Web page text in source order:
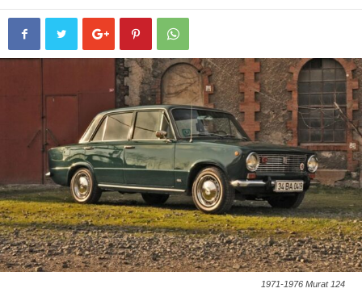
1971-1976 Murat 124